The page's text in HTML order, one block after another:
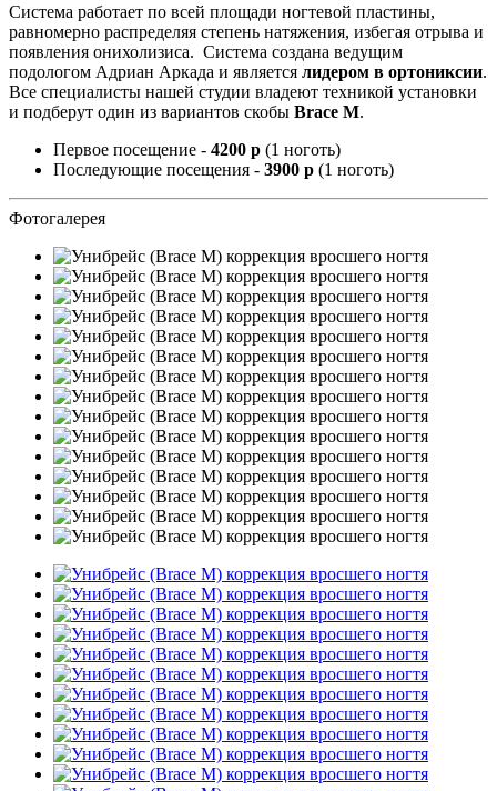
Система работает по всей площади ногтевой пластины,
равномерно распределяя степень натяжения, избегая отрыва и
появления онихолизиса. Система создана ведущим
подологом Адриан Аркада и является лидером в ортониксии.
Все специалисты нашей студии владеют техникой установки
и подберут один из вариантов скобы Brace M.
Первое посещение - 4200 р (1 ноготь)
Последующие посещения - 3900 р (1 ноготь)
Фотогалерея